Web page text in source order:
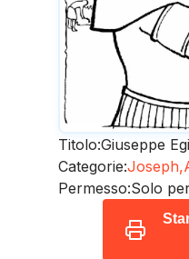
Titolo:Giuseppe
Categorie:Joseph,
Permesso:Solo